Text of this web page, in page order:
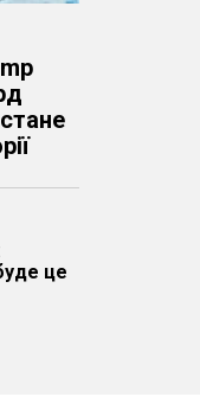
це
саме